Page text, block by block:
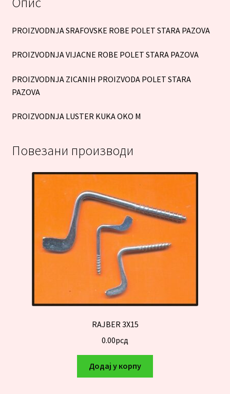
PROIZVODNJA SRAFOVSKE ROBE POLET STARA PAZOVA
PROIZVODNJA VIJACNE ROBE POLET STARA PAZOVA
PROIZVODNJA ZICANIH PROIZVODA POLET STARA
PAZOVA
PROIZVODNJA LUSTER KUKA OKO M
Повезани производи
RAJBER 3X15
0.00рсд
Додај у корпу